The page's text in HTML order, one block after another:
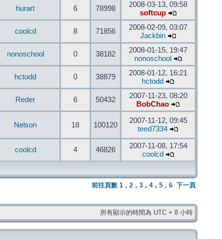
hurart 6 78998
2008-03-13, 09:58
softcup
coolcd 8 71856
2008-02-09, 03:07
Jackbin
nonoschool 0 38182
2008-01-15, 19:47
nonoschool
hctodd 0 38879
2008-01-12, 16:21
hctodd
Reder 6 50432
2007-11-23, 08:20
BobChao
Nelson 18 100120
2007-11-12, 09:45
teed7334
coolcd 4 46826
2007-11-08, 17:54
coolcd
前往頁數 1 ， 2 ， 3 ， 4， 5 ， 6 下一頁
所有顯示的時間為 UTC + 8 小時